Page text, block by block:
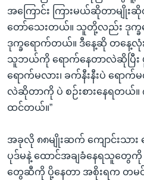
အကြောင်း ကြားမယ်ဆိုတာမျိုး
တော်သေးတယ်။ သူတို့လည်း ဒုက္
ဒုက္ခရောက်တယ်။ ဒီနေ့ဆို တနေ့
သူဘယ်ကို ရောက်နေတာလဲဆိုပြီး ပူ
ရောက်မလား၊ ခက်နီးနီးပဲ ရေ
လဲဆိုတာကို ပဲ စဉ်းစားနေရတယ်။
ထင်တယ်။”
အခုလို ၈၈မျိုးဆက် ကျောင်းသား
ပုဒ်မနဲ့ ထောင်အချခံနေရသူတွေကို
တွေဆီကို ပို့နေတာ အစိုးရက တမင်